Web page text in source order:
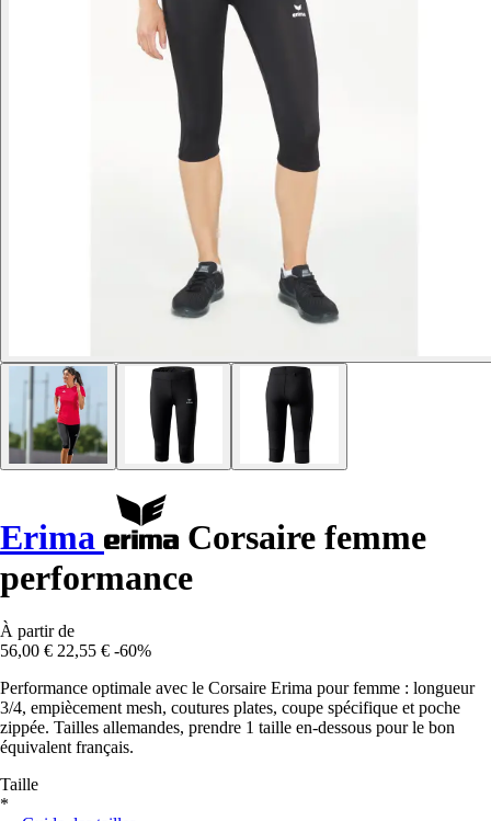
Erima
Corsaire femme
performance
À partir de
56,00 € 22,55 € -60%
Performance optimale avec le Corsaire Erima pour femme : longueur
3/4, empiècement mesh, coutures plates, coupe spécifique et poche
zippée. Tailles allemandes, prendre 1 taille en-dessous pour le bon
équivalent français.
Taille
*